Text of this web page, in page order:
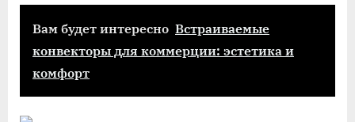
Вам будет интересно Встраиваемые
конвекторы для коммерции: эстетика и
комфорт